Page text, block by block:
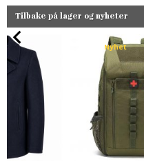
Tilbake på lager og nyheter
Nyhet